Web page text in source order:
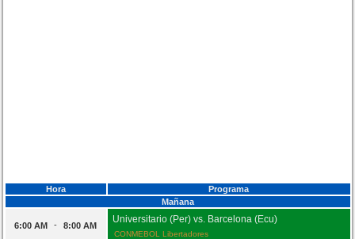
Hora
Programa
Mañana
6:00 AM - 8:00 AM
Universitario (Per) vs. Barcelona (Ecu)
CONMEBOL Libertadores